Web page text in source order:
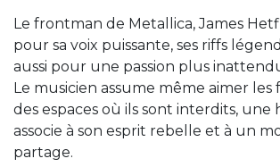
Le frontman de Metallica, James
pour sa voix puissante, ses riffs
aussi pour une passion plus
Le musicien assume même aimer les
des espaces où ils sont interdits, une
associe à son esprit rebelle et à un
partage.